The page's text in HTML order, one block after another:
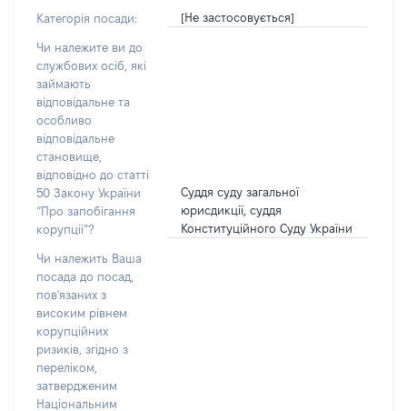
Категорія посади: [Не застосовується]
Чи належите ви до
службових осіб, які
займають
відповідальне та
особливо
відповідальне
становище,
відповідно до статті
50 Закону України
“Про запобігання
корупції”?
Суддя суду загальної
юрисдикції, суддя
Конституційного Суду України
Чи належить Ваша
посада до посад,
пов'язаних з
високим рівнем
корупційних
ризиків, згідно з
переліком,
затвердженим
Національним